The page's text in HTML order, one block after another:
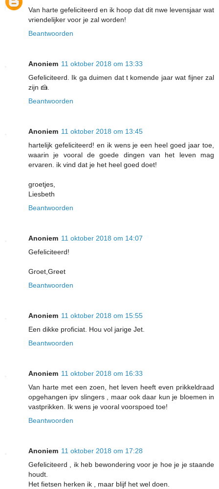
Van harte gefeliciteerd en ik hoop dat dit nwe levensjaar wat
vriendelijker voor je zal worden!
Beantwoorden
Anoniem 11 oktober 2018 om 13:33
Gefeliciteerd. Ik ga duimen dat t komende jaar wat fijner zal
zijn 🍰.
Beantwoorden
Anoniem 11 oktober 2018 om 13:45
hartelijk gefeliciteerd! en ik wens je een heel goed jaar toe,
waarin je vooral de goede dingen van het leven mag
ervaren. ik vind dat je het heel goed doet!
groetjes,
Liesbeth
Beantwoorden
Anoniem 11 oktober 2018 om 14:07
Gefeliciteerd!
Groet,Greet
Beantwoorden
Anoniem 11 oktober 2018 om 15:55
Een dikke proficiat. Hou vol jarige Jet.
Beantwoorden
Anoniem 11 oktober 2018 om 16:33
Van harte met een zoen, het leven heeft even prikkeldraad
opgehangen ipv slingers , maar ook daar kun je bloemen in
vastprikken. Ik wens je vooral voorspoed toe!
Beantwoorden
Anoniem 11 oktober 2018 om 17:28
Gefeliciteerd , ik heb bewondering voor je hoe je je staande
houdt.
Het fietsen herken ik , maar blijf het wel doen.